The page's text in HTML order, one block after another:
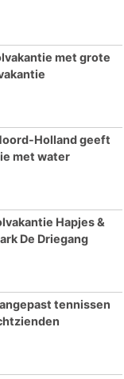
met grote
Holland geeft
met water
Hapjes &
De Driegang
tennissen